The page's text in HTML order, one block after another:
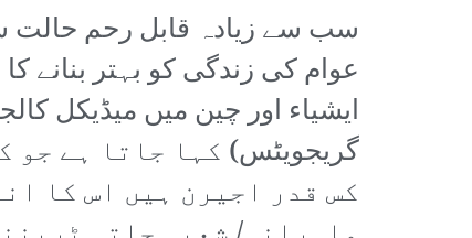
سب سے زیادہ قابل رحم
عوام کی زندگی کو بہتر بنانے
گریجویٹس) کہا جاتا ہے
کس قدر اجیرن ہیں اس کا